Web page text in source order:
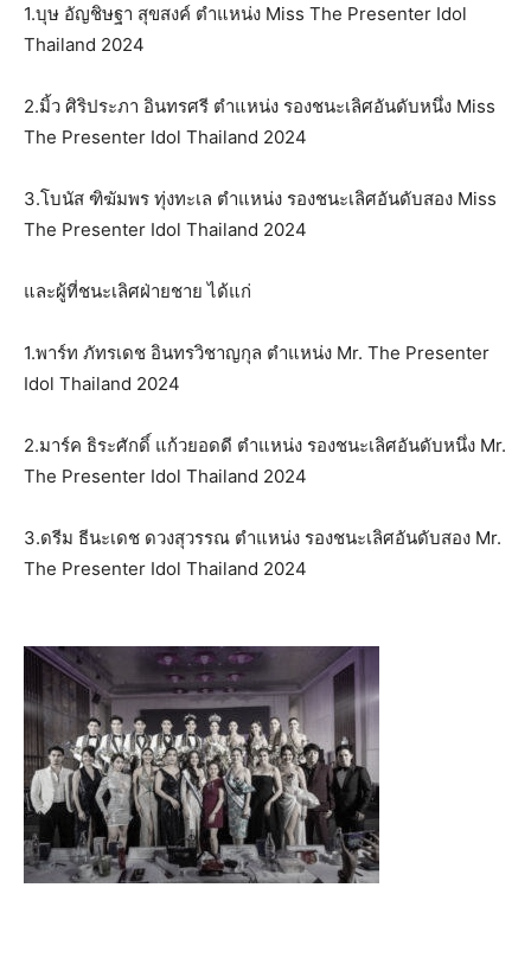
1.บุษ อัญชิษฐา สุขสงค์ ตำแหน่ง Miss The Presenter Idol
Thailand 2024
2.มิ้ว ศิริประภา อินทรศรี ตำแหน่ง รองชนะเลิศอันดับหนึ่ง Miss
The Presenter Idol Thailand 2024
3.โบนัส ฑิฆัมพร ทุ่งทะเล ตำแหน่ง รองชนะเลิศอันดับสอง Miss
The Presenter Idol Thailand 2024
และผู้ที่ชนะเลิศฝ่ายชาย ได้แก่
1.พาร์ท ภัทรเดช อินทรวิชาญกุล ตำแหน่ง Mr. The Presenter
Idol Thailand 2024
2.มาร์ค ธิระศักดิ์ แก้วยอดดี ตำแหน่ง รองชนะเลิศอันดับหนึ่ง Mr.
The Presenter Idol Thailand 2024
3.ดรีม ธีนะเดช ดวงสุวรรณ ตำแหน่ง รองชนะเลิศอันดับสอง Mr.
The Presenter Idol Thailand 2024